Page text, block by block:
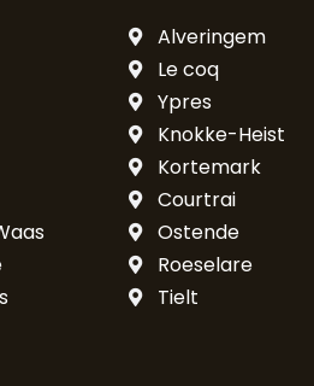
Alveringem
Le coq
Ypres
Knokke-Heist
Kortemark
Courtrai
Ostende
Roeselare
Tielt